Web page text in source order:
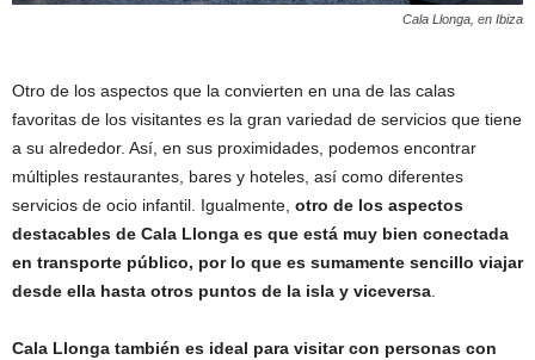
Cala Llonga, en Ibiza
Otro de los aspectos que la convierten en una de las calas
favoritas de los visitantes es la gran variedad de servicios que tiene
a su alrededor. Así, en sus proximidades, podemos encontrar
múltiples restaurantes, bares y hoteles, así como diferentes
servicios de ocio infantil. Igualmente, otro de los aspectos
destacables de Cala Llonga es que está muy bien conectada
en transporte público, por lo que es sumamente sencillo viajar
desde ella hasta otros puntos de la isla y viceversa
Cala Llonga también es ideal para visitar con personas con